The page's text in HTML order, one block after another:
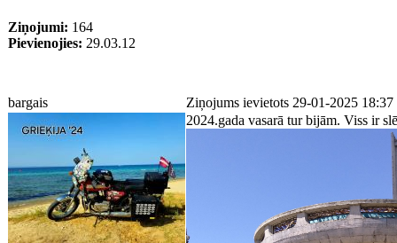
Ziņojumi: 164
Pievienojies: 29.03.12
bargais
Ziņojums ievietots 29-01-2025 18:37
2024.gada vasarā tur bijām. Viss ir